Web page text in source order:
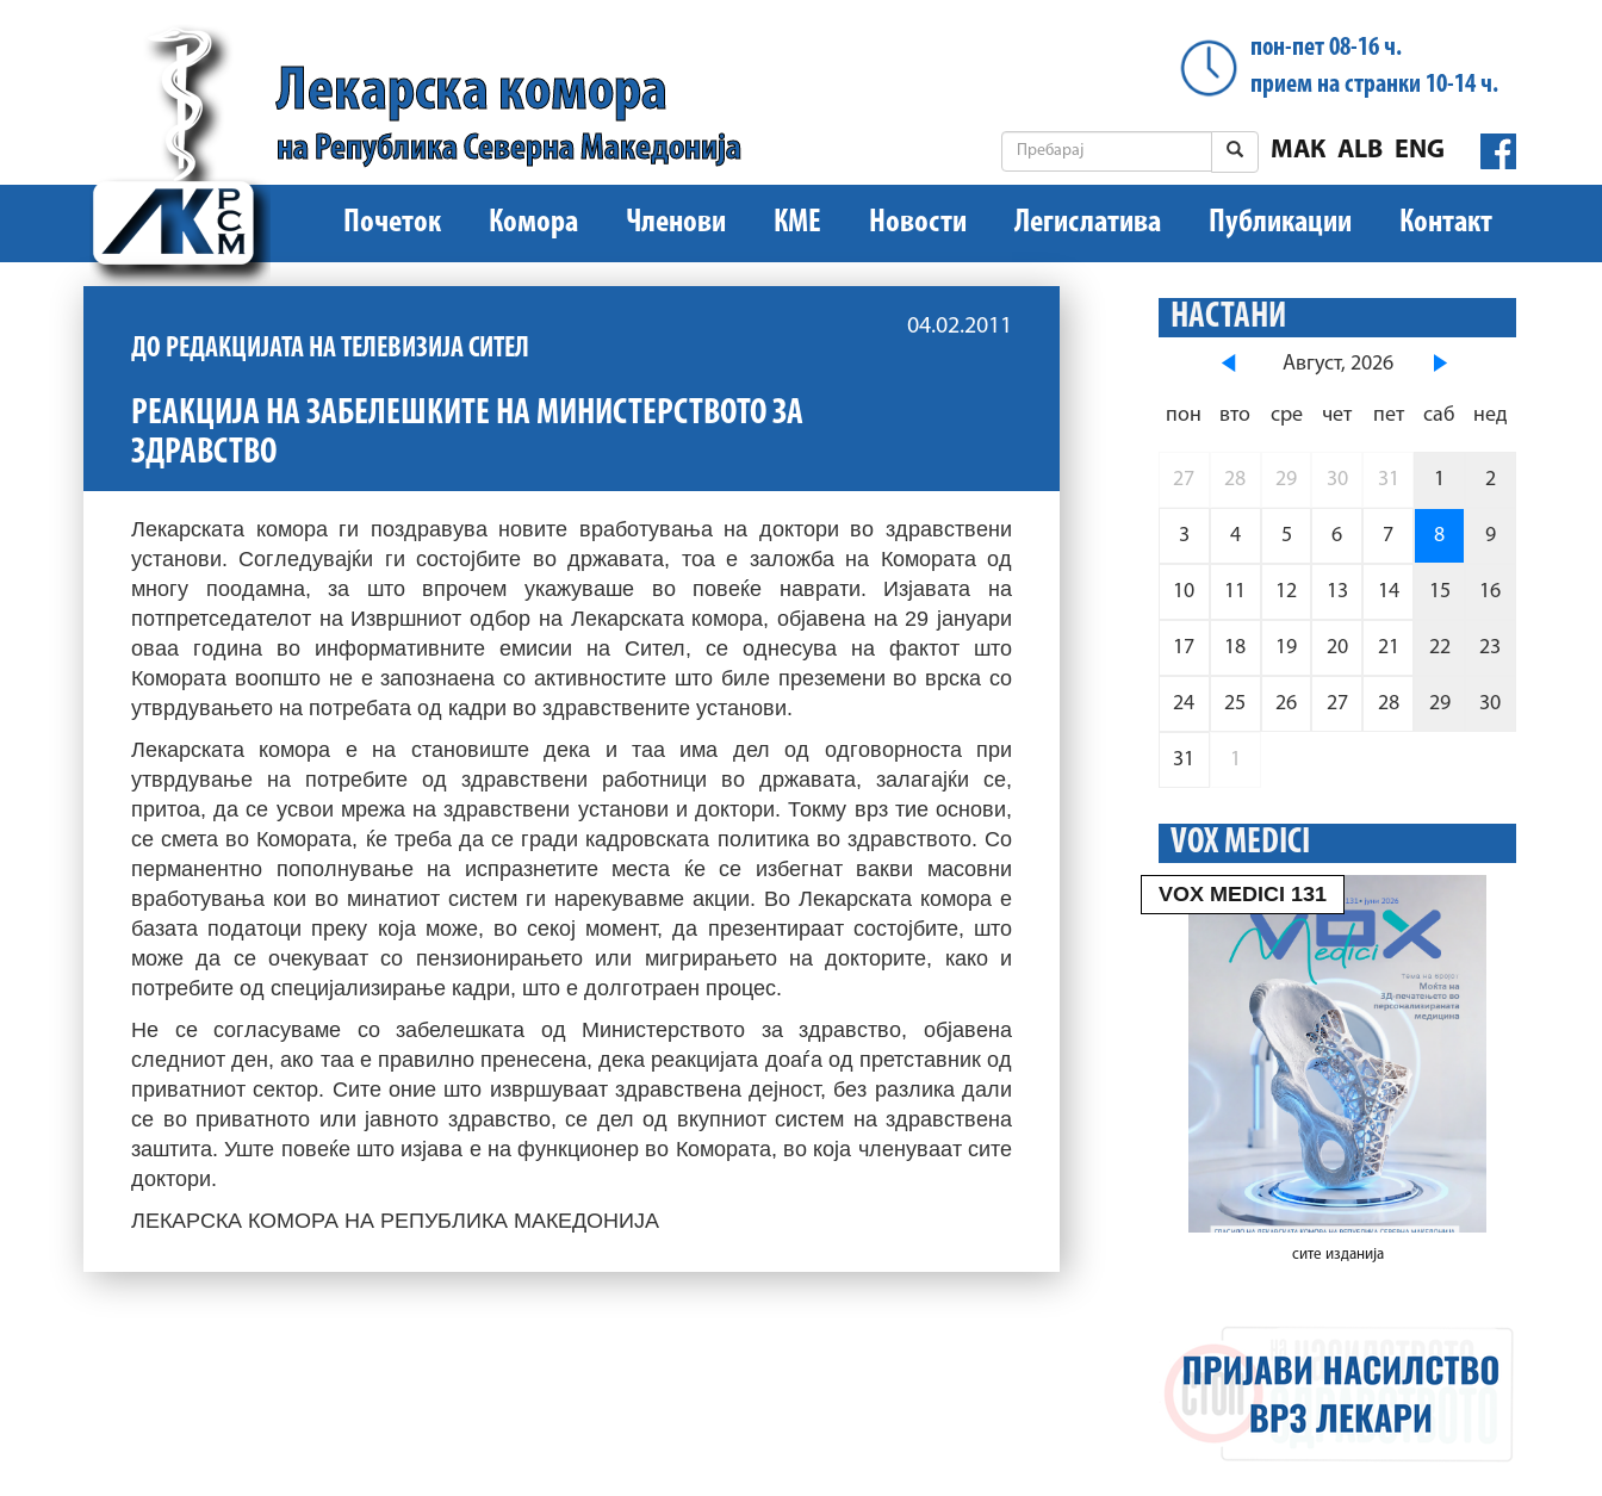
Лекарска комора
на Република Северна Македонија
пон-пет 08-16 ч.
прием на странки 10-14 ч.
ENG
ALB
МАК
Почеток Комора Членови КМЕ Новости Легислатива Публикации Контакт
04.02.2011
ДО РЕДАКЦИЈАТА НА ТЕЛЕВИЗИЈА СИТЕЛ
РЕАКЦИЈА НА ЗАБЕЛЕШКИТЕ НА МИНИСТЕРСТВОТО ЗА
ЗДРАВСТВО
Лекарската комора ги поздравува новите вработувања на доктори во здравствени
установи. Согледувајќи ги состојбите во државата, тоа е заложба на Комората од
многу поодамна, за што впрочем укажуваше во повеќе наврати. Изјавата на
потпретседателот на Извршниот одбор на Лекарската комора, објавена на 29 јануари
оваа година во информативните емисии на Сител, се однесува на фактот што
Комората воопшто не е запознаена со активностите што биле преземени во врска со
утврдувањето на потребата од кадри во здравствените установи.
Лекарската комора е на становиште дека и таа има дел од одговорноста при
утврдување на потребите од здравствени работници во државата, залагајќи се,
притоа, да се усвои мрежа на здравствени установи и доктори. Токму врз тие основи,
се смета во Комората, ќе треба да се гради кадровската политика во здравството. Со
перманентно пополнување на испразнетите места ќе се избегнат вакви масовни
вработувања кои во минатиот систем ги нарекувавме акции. Во Лекарската комора е
базата податоци преку која може, во секој момент, да презентираат состојбите, што
може да се очекуваат со пензионирањето или мигрирањето на докторите, како и
потребите од специјализирање кадри, што е долготраен процес.
Не се согласуваме со забелешката од Министерството за здравство, објавена
следниот ден, ако таа е правилно пренесена, дека реакцијата доаѓа од претставник од
приватниот сектор. Сите оние што извршуваат здравствена дејност, без разлика дали
се во приватното или јавното здравство, се дел од вкупниот систем на здравствена
заштита. Уште повеќе што изјава е на функционер во Комората, во која членуваат сите
доктори.
ЛЕКАРСКА КОМОРА НА РЕПУБЛИКА МАКЕДОНИЈА
НАСТАНИ
Август, 2026
пон вто сре чет пет саб нед
27 28 29 30 31 1 2
3 4 5 6 7 8 9
10 11 12 13 14 15 16
17 18 19 20 21 22 23
24 25 26 27 28 29 30
31 1
VOX MEDICI
VOX MEDICI 131
сите изданија